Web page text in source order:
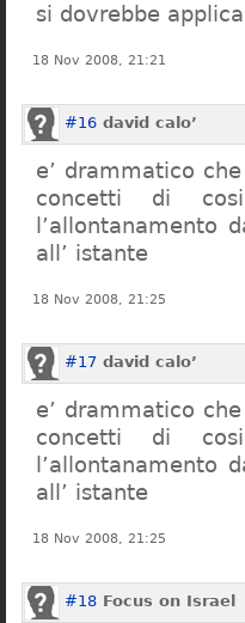
si dovrebbe
18 Nov 2008, 21:21
#16 david calo’
e’ drammatico
concetti di
l’allontanamento
all’ istante
18 Nov 2008, 21:25
#17 david calo’
e’ drammatico
concetti di
l’allontanamento
all’ istante
18 Nov 2008, 21:25
#18 Focus on Israel